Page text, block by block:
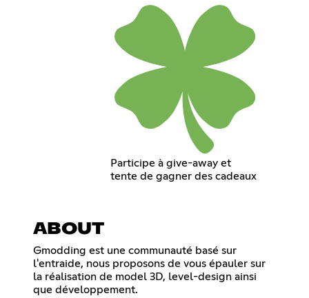
Participe à give-away et
tente de gagner des cadeaux
ABOUT
Gmodding est une communauté basé sur
l'entraide, nous proposons de vous épauler sur
la réalisation de model 3D, level-design ainsi
que développement.